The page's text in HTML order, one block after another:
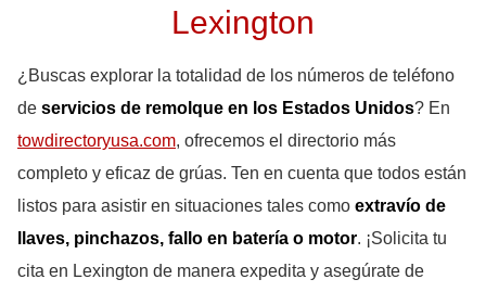
Lexington
¿Buscas explorar la totalidad de los números de teléfono
de servicios de remolque en los Estados Unidos? En
towdirectoryusa.com, ofrecemos el directorio más
completo y eficaz de grúas. Ten en cuenta que todos están
listos para asistir en situaciones tales como extravío de
llaves, pinchazos, fallo en batería o motor. ¡Solicita tu
cita en Lexington de manera expedita y asegúrate de